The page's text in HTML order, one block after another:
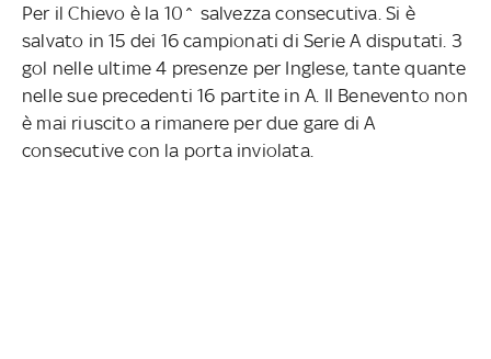
Per il Chievo è la 10^ salvezza consecutiva. Si è
salvato in 15 dei 16 campionati di Serie A disputati. 3
gol nelle ultime 4 presenze per Inglese, tante quante
nelle sue precedenti 16 partite in A. Il Benevento non
è mai riuscito a rimanere per due gare di A
consecutive con la porta inviolata.